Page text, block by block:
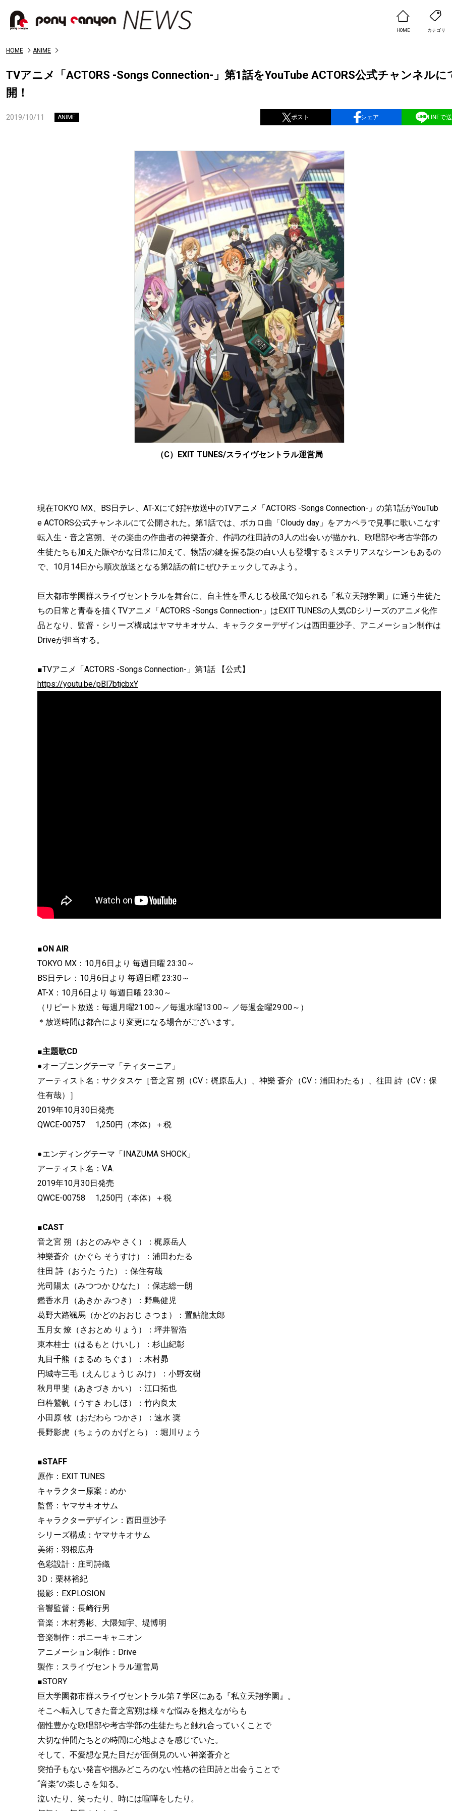
HOME カテゴリ
HOME ANIME
TVアニメ「ACTORS -Songs Connection-」第1話をYouTube ACTORS公式チャンネルに
開！
2019/10/11 ANIME ポスト シェア LINEで
（C）EXIT TUNES/スライヴセントラル運営局
現在TOKYO MX、BS日テレ、AT-Xにて好評放送中のTVアニメ「ACTORS -Songs Connection-」の第1話がYouTub
e ACTORS公式チャンネルにて公開された。第1話では、ボカロ曲「Cloudy day」をアカペラで見事に歌いこなす
転入生・音之宮朔、その楽曲の作曲者の神樂蒼介、作詞の往田詩の3人の出会いが描かれ、歌唱部や考古学部の
生徒たちも加えた賑やかな日常に加えて、物語の鍵を握る謎の白い人も登場するミステリアスなシーンもあるの
で、10月14日から順次放送となる第2話の前にぜひチェックしてみよう。
巨大都市学園群スライヴセントラルを舞台に、自主性を重んじる校風で知られる「私立天翔学園」に通う生徒た
ちの日常と青春を描くTVアニメ「ACTORS -Songs Connection-」はEXIT TUNESの人気CDシリーズのアニメ化作
品となり、監督・シリーズ構成はヤマサキオサム、キャラクターデザインは西田亜沙子、アニメーション制作は
Driveが担当する。
■TVアニメ「ACTORS -Songs Connection-」第1話 【公式】
https://youtu.be/pBl7btjcbxY
■ON AIR
TOKYO MX：10月6日より 毎週日曜 23:30～
BS日テレ：10月6日より 毎週日曜 23:30～
AT-X：10月6日より 毎週日曜 23:30～
（リピート放送：毎週月曜21:00～／毎週水曜13:00～ ／毎週金曜29:00～）
＊放送時間は都合により変更になる場合がございます。
■主題歌CD
●オープニングテーマ「ティターニア」
アーティスト名：サクタスケ［音之宮 朔（CV：梶原岳人）、神樂 蒼介（CV：浦田わたる）、往田 詩（CV：保
住有哉）］
2019年10月30日発売
QWCE-00757 1,250円（本体）＋税
●エンディングテーマ「INAZUMA SHOCK」
アーティスト名：V.A.
2019年10月30日発売
QWCE-00758 1,250円（本体）＋税
■CAST
音之宮 朔（おとのみや さく）：梶原岳人
神樂蒼介（かぐら そうすけ）：浦田わたる
往田 詩（おうた うた）：保住有哉
光司陽太（みつつか ひなた）：保志総一朗
鑑香水月（あきか みつき）：野島健児
葛野大路颯馬（かどのおおじ さつま）：置鮎龍太郎
五月女 燎（さおとめ りょう）：坪井智浩
東本桂士（はるもと けいし）：杉山紀彰
丸目千熊（まるめ ちぐま）：木村昴
円城寺三毛（えんじょうじ みけ）：小野友樹
秋月甲斐（あきづき かい）：江口拓也
臼杵鷲帆（うすき わしほ）：竹内良太
小田原 牧（おだわら つかさ）：速水 奨
長野影虎（ちょうの かげとら）：堀川りょう
■STAFF
原作：EXIT TUNES
キャラクター原案：めか
監督：ヤマサキオサム
キャラクターデザイン：西田亜沙子
シリーズ構成：ヤマサキオサム
美術：羽根広舟
色彩設計：庄司詩織
3D：栗林裕紀
撮影：EXPLOSION
音響監督：長崎行男
音楽：木村秀彬、大隈知宇、堤博明
音楽制作：ポニーキャニオン
アニメーション制作：Drive
製作：スライヴセントラル運営局
■STORY
巨大学園都市群スライヴセントラル第７学区にある『私立天翔学園』。
そこへ転入してきた音之宮朔は様々な悩みを抱えながらも
個性豊かな歌唱部や考古学部の生徒たちと触れ合っていくことで
大切な仲間たちとの時間に心地よさを感じていた。
そして、不愛想な見た目だが面倒見のいい神楽蒼介と
突拍子もない発言や掴みどころのない性格の往田詩と出会うことで
“音楽”の楽しさを知る。
泣いたり、笑ったり、時には喧嘩をしたり。